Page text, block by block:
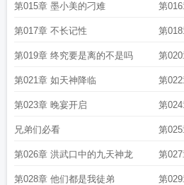
费观看我的徒弟都是大佬漫画免费下拉式我
弟都是大佬 我的徒弟都是大佬动漫在线观看
弟都是大佬 今遇卿我的徒弟都是大佬动漫免
是大佬我的徒弟都是大佬漫画 我的徒弟都
佬女主穿越我的徒弟都是大佬 我的徒弟都是
徒弟都是大佬动漫免费观看完整版
第015章 墨小美的刁难 第
第017章 不长记性 第
第019章 终究要是离的不是吗 第
第021章 如天神降临 第
第023章 晚宴开启 第
兄弟们必看 第
第026章 洪武口中的九天神龙 第
第028章 他们都是我徒弟 第